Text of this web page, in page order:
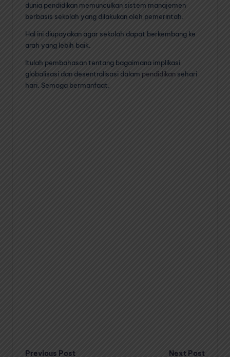
dunia pendidikan memunculkan sistem manajemen
berbasis sekolah yang dilakukan oleh pemerintah.
Hal ini diupayakan agar sekolah dapat berkembang ke
arah yang lebih baik.
Itulah pembahasan tentang bagaimana implikasi
globalisasi dan desentralisasi dalam pendidikan sehari
hari. Semoga bermanfaat.
Previous Post
Next Post